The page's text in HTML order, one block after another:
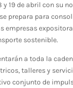
19 de abril con su
prepara para
empresas
sostenible.
a toda la
talleres y
conjunto de